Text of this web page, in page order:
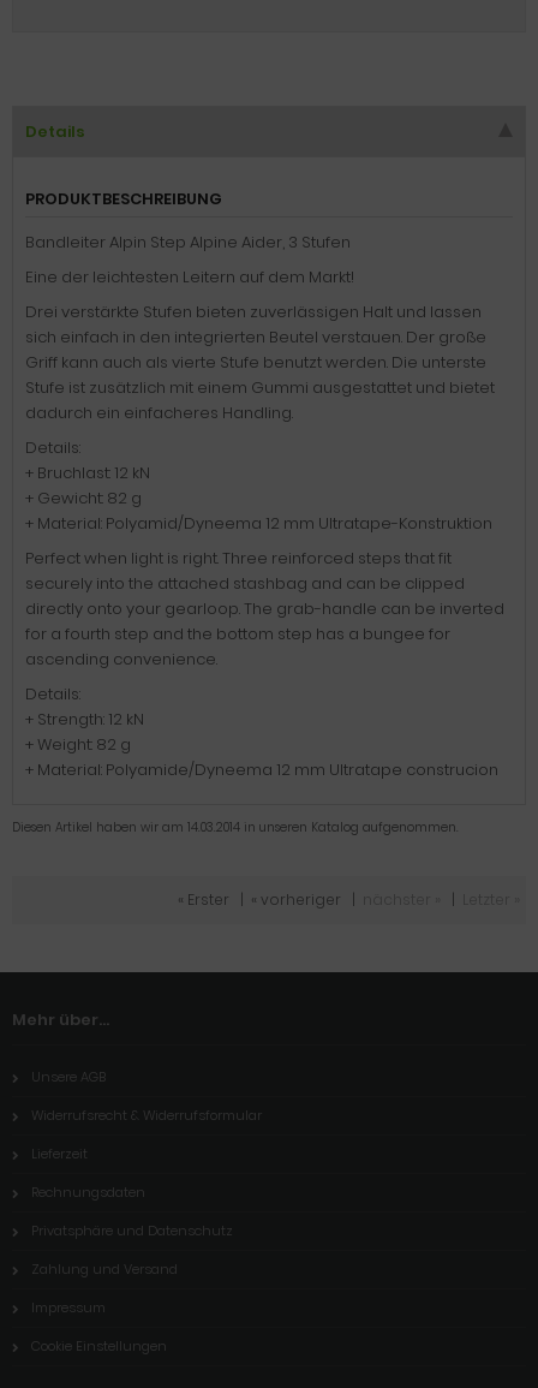
Details
PRODUKTBESCHREIBUNG
Bandleiter Alpin Step Alpine Aider, 3 Stufen
Eine der leichtesten Leitern auf dem Markt!
Drei verstärkte Stufen bieten zuverlässigen Halt und lassen
sich einfach in den integrierten Beutel verstauen. Der große
Griff kann auch als vierte Stufe benutzt werden. Die unterste
Stufe ist zusätzlich mit einem Gummi ausgestattet und bietet
dadurch ein einfacheres Handling.
Details:
+ Bruchlast: 12 kN
+ Gewicht: 82 g
+ Material: Polyamid/Dyneema 12 mm Ultratape-Konstruktion
Perfect when light is right. Three reinforced steps that fit
securely into the attached stashbag and can be clipped
directly onto your gearloop. The grab-handle can be inverted
for a fourth step and the bottom step has a bungee for
ascending convenience.
Details:
+ Strength: 12 kN
+ Weight: 82 g
+ Material: Polyamide/Dyneema 12 mm Ultratape construcion
Diesen Artikel haben wir am 14.03.2014 in unseren Katalog aufgenommen.
« Erster « vorheriger
Mehr über...
Unsere AGB
Widerrufsrecht & Widerrufsformular
Lieferzeit
Rechnungsdaten
Privatsphäre und Datenschutz
Zahlung und Versand
Impressum
Cookie Einstellungen